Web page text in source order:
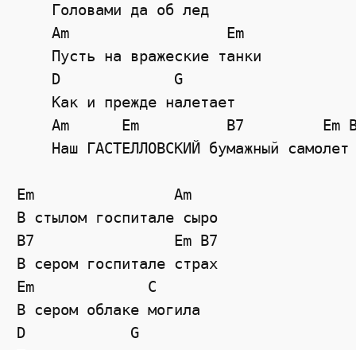
    Головами да об лед
Am
Em
    Пусть на вражеские танки
D
G
    Как и прежде налетает
Am
Em B7 Em
    Наш ГАСТЕЛЛОВСКИЙ бумажный самолет
Em
Am
В стылом госпитале сыро
B7
Em B7
В сером госпитале страх
Em
C
В сером облаке могила
D
G